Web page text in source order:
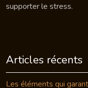
supporter le stress.
Articles récents
Les éléments qui